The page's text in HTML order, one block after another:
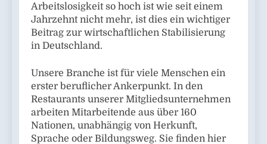
Arbeitslosigkeit so hoch ist wie seit einem
Jahrzehnt nicht mehr, ist dies ein wichtiger
Beitrag zur wirtschaftlichen Stabilisierung
in Deutschland.
Unsere Branche ist für viele Menschen ein
erster beruflicher Ankerpunkt. In den
Restaurants unserer Mitgliedsunternehmen
arbeiten Mitarbeitende aus über 160
Nationen, unabhängig von Herkunft,
Sprache oder Bildungsweg. Sie finden hier